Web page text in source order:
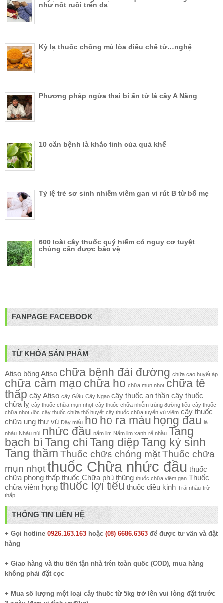
như nốt ruồi trên da
Kỳ lạ thuốc chống mù lòa điều chế từ…nghệ
Phương pháp ngừa thai bí ẩn từ lá cây A Năng
10 căn bệnh là khắc tinh của quả khế
Tỷ lệ trẻ sơ sinh nhiễm viêm gan vi rút B từ bố mẹ
600 loài cây thuốc quý hiếm có nguy cơ tuyệt
chủng cần được bảo vệ
FANPAGE FACEBOOK
TỪ KHÓA SẢN PHẨM
Atiso bông Atiso chữa bệnh đái đường chữa cao huyết áp
chữa cảm mạo chữa ho chữa mụn nhọt chữa tê
thấp cây Atiso cây Giầu Cây Ngao cây thuốc an thần cây thuốc
chữa lỵ cây thuốc chữa mụn nhọt cây thuốc chữa nhiễm trùng đường tiểu cây thuốc
chữa nhọt độc cây thuốc chữa thổ huyết cây thuốc chữa tuyến vú viêm cây thuốc
chữa ung thư vú Dây mấu ho ho ra máu họng đau lá
nhàu Nhàu núi nhức đầu nấm lim Nấm lim xanh rễ nhầu Tang
bạch bì Tang chi Tang diệp Tang ký sinh
Tang thầm Thuốc chữa chóng mặtThuốc chữa
mụn nhọtthuốc Chữa nhức đầu thuốc
chữa phong thấp thuốc Chữa phù thũng thuốc chữa viêm gan Thuốc
chữa viêm họng thuốc lợi tiểu thuốc điều kinh Trái nhàu trừ
thấp
THÔNG TIN LIÊN HỆ
+ Gọi hotline 0926.163.163 hoặc (08) 6686.6363 để được tư vấn và đặt
hàng
+ Giao hàng và thu tiền tận nhà trên toàn quốc (COD), mua hàng
không phải đặt cọc
+ Mua số lượng một loại cây thuốc từ 5kg trở lên vui lòng đặt trước